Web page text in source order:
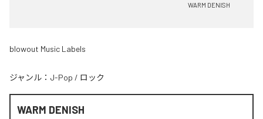
WARM DENISH
blowout Music Labels
ジャンル： J-Pop / ロック
WARM DENISH